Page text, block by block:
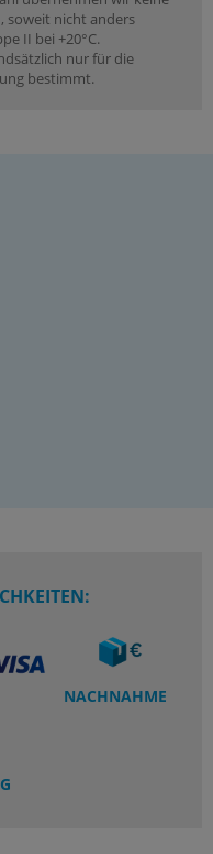
soweit nicht anders
II bei +20°C.
nur für die
bestimmt.
NACHNAHME